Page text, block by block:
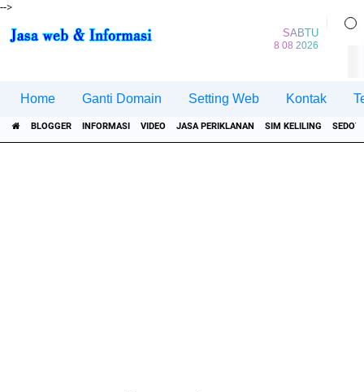
-->
SABTU
8 08 2026
Home Ganti Domain Setting Web Kontak
BLOGGER INFORMASI VIDEO JASA PERIKLANAN SIM KELILING SEDOT